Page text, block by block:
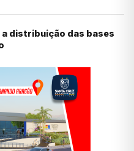
a distribuição das bases